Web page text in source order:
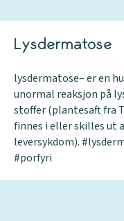
Lysdermatose
lysdermatose– er en
unormal reaksjon på
stoffer (plantesaft fra
finnes i eller skilles ut
leversykdom).
#porfyri